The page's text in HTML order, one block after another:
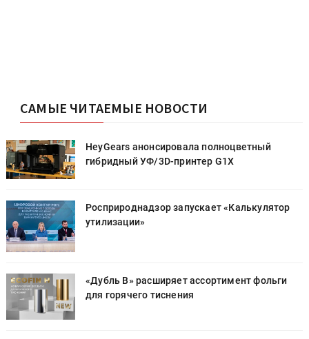
САМЫЕ ЧИТАЕМЫЕ НОВОСТИ
HeyGears анонсировала полноцветный
гибридный УФ/3D-принтер G1X
Росприроднадзор запускает «Калькулятор
утилизации»
«Дубль В» расширяет ассортимент фольги
для горячего тиснения